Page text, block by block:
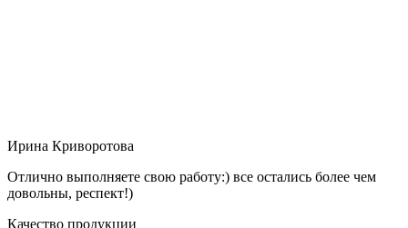
Ирина Криворотова
Отлично выполняете свою работу:) все остались более чем
довольны, респект!)
Качество продукции